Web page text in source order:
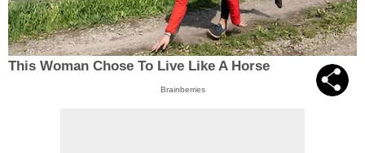
This Woman Chose To Live Like A Horse
Brainberries